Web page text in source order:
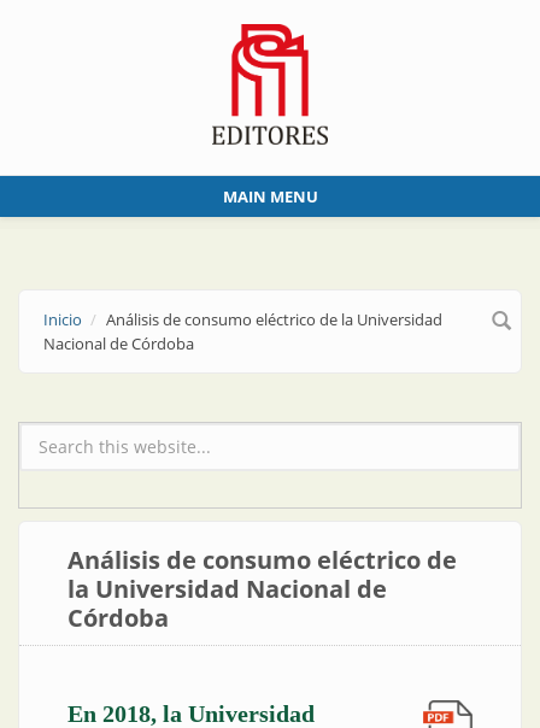
MAIN MENU
Inicio
Análisis de consumo eléctrico de la Universidad
Nacional de Córdoba
Formulario de búsqueda
Análisis de consumo eléctrico de
la Universidad Nacional de
Córdoba
En 2018, la Universidad